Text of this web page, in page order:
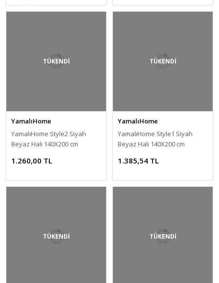
TÜKENDİ
YamalıHome
YamalıHome Style2 Siyah
Beyaz Halı 140X200 cm
1.260,00 TL
TÜKENDİ
YamalıHome
YamalıHome Style1 Siyah
Beyaz Halı 140X200 cm
1.385,54 TL
TÜKENDİ TÜKENDİ